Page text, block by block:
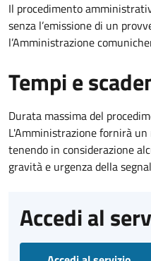
Il procedimento
senza l’emissione di un
l’Amministrazione
Tempi e
Durata massima del
L'Amministrazione fornirà
tenendo in considerazione
gravità e urgenza della
Accedi al